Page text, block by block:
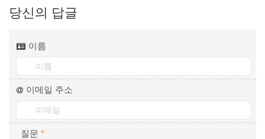
당신의 답글
이름
이메일 주소
질문 *